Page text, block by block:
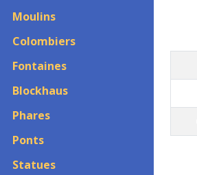
Moulins
Colombiers
Fontaines
Blockhaus
Phares
Ponts
Statues